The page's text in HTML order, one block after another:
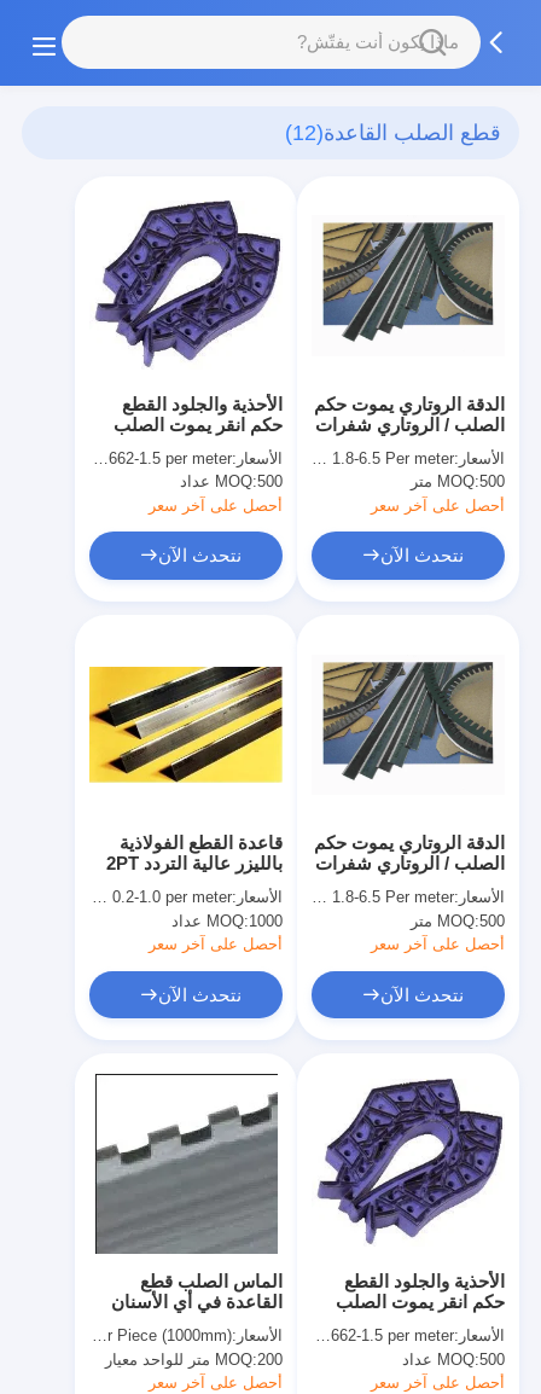
قطع الصلب القاعدة(12)
الأحذية والجلود القطع
حكم انقر يموت الصلب
32x2.0، 19x2.0mm
الأسعار:USD 0.662-1.5 per meter
MOQ:500 عداد
أحصل على آخر سعر
نتحدث الآن
الدقة الروتاري يموت حكم
الصلب / الروتاري شفرات
دوارة قواعد Diemaking
الأسعار:USD 1.8-6.5 Per meter
MOQ:500 متر
أحصل على آخر سعر
نتحدث الآن
قاعدة القطع الفولاذية
بالليزر عالية التردد 2PT
القوالب لصانع Diecut
الأسعار:USD 0.2-1.0 per meter
MOQ:1000 عداد
أحصل على آخر سعر
نتحدث الآن
الدقة الروتاري يموت حكم
الصلب / الروتاري شفرات
دوارة قواعد Diemaking
الأسعار:USD 1.8-6.5 Per meter
MOQ:500 متر
أحصل على آخر سعر
نتحدث الآن
الماس الصلب قطع
القاعدة في أي الأسنان
والفجوة تثقيب القاعدة
الأسعار:USD 0.35-0.90 per Piece (1000mm)
MOQ:200 متر للواحد معيار
أحصل على آخر سعر
الأحذية والجلود القطع
حكم انقر يموت الصلب
32x2.0، 19x2.0mm
الأسعار:USD 0.662-1.5 per meter
MOQ:500 عداد
أحصل على آخر سعر